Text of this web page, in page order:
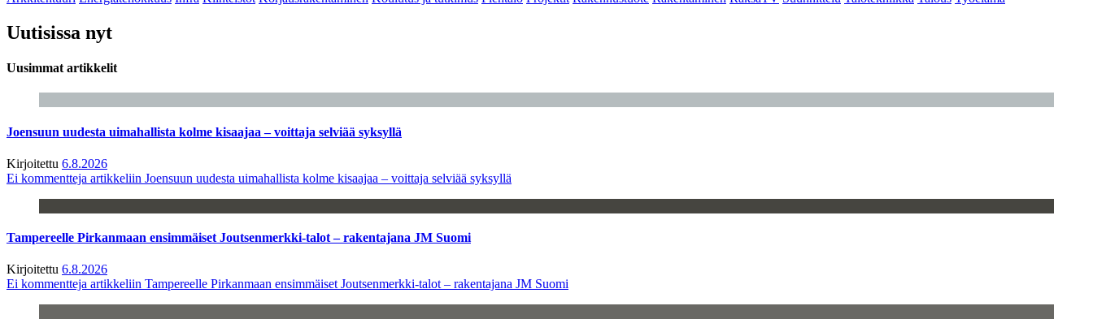
Uutisissa nyt
Uusimmat artikkelit
Joensuun uudesta uimahallista kolme kisaajaa – voittaja selviää syksyllä
Kirjoitettu 6.8.2026
Ei kommentteja artikkeliin Joensuun uudesta uimahallista kolme kisaajaa – voittaja selviää syksyllä
Tampereelle Pirkanmaan ensimmäiset Joutsenmerkki-talot – rakentajana JM Suomi
Kirjoitettu 6.8.2026
Ei kommentteja artikkeliin Tampereelle Pirkanmaan ensimmäiset Joutsenmerkki-talot – rakentajana JM Suomi